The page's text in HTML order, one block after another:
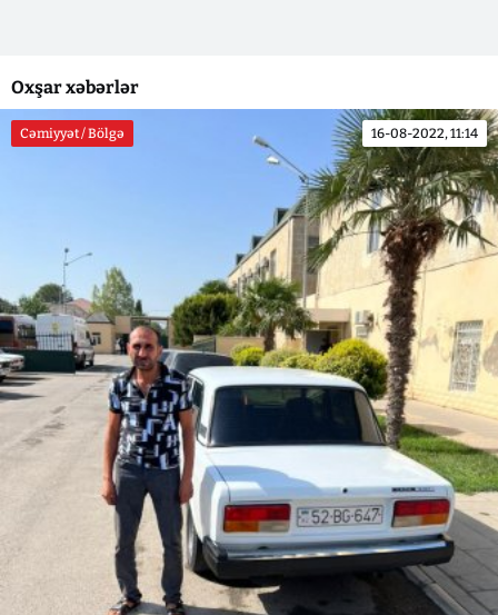
Oxşar xəbərlər
Cəmiyyət / Bölgə 16-08-2022, 11:14